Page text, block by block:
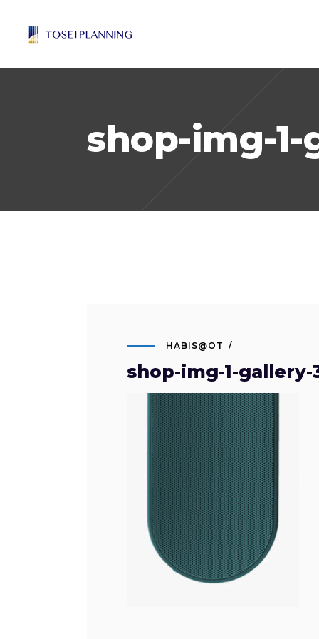
shop-img-1-
HABIS@OT
shop-img-1-gallery-